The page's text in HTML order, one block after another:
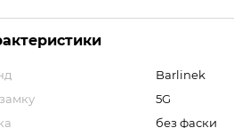
Barlinek
5G
без фаски